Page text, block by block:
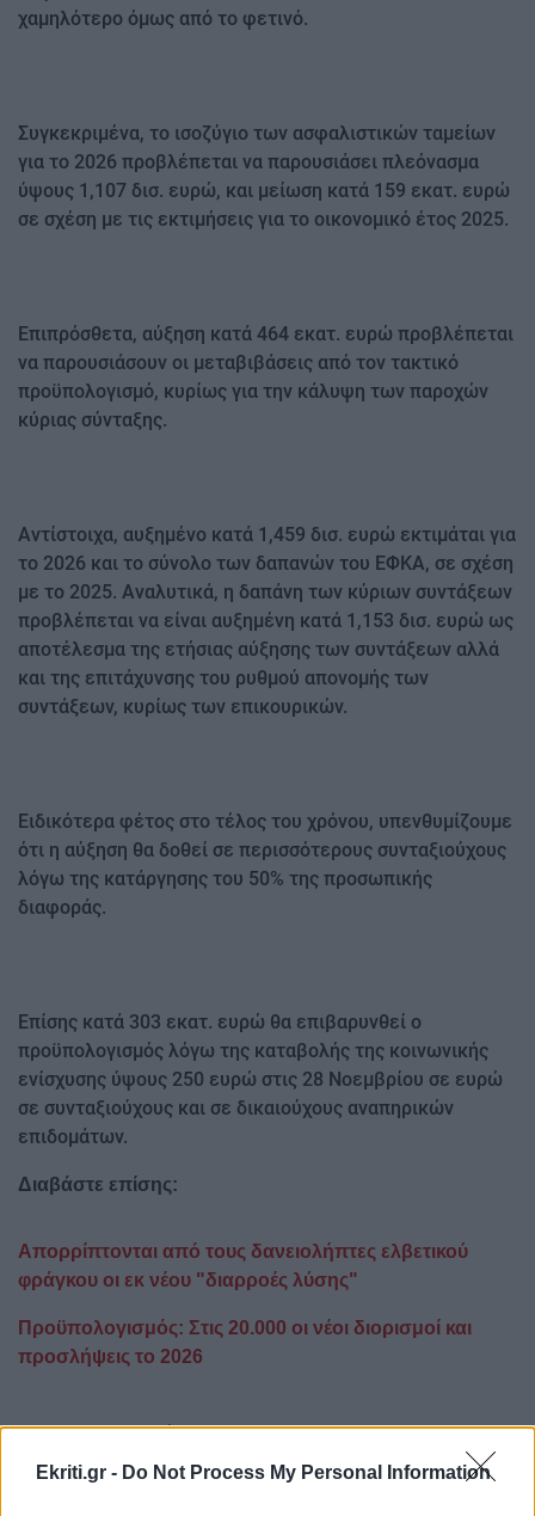
Ekriti.gr - Do Not Process My Personal Information
χαμηλότερο όμως από το φετινό.
Συγκεκριμένα, το ισοζύγιο των ασφαλιστικών ταμείων
για το 2026 προβλέπεται να παρουσιάσει πλεόνασμα
ύψους 1,107 δισ. ευρώ, και μείωση κατά 159 εκατ. ευρώ
σε σχέση με τις εκτιμήσεις για το οικονομικό έτος 2025.
Επιπρόσθετα, αύξηση κατά 464 εκατ. ευρώ προβλέπεται
να παρουσιάσουν οι μεταβιβάσεις από τον τακτικό
προϋπολογισμό, κυρίως για την κάλυψη των παροχών
κύριας σύνταξης.
Αντίστοιχα, αυξημένο κατά 1,459 δισ. ευρώ εκτιμάται για
το 2026 και το σύνολο των δαπανών του ΕΦΚΑ, σε σχέση
με το 2025. Αναλυτικά, η δαπάνη των κύριων συντάξεων
προβλέπεται να είναι αυξημένη κατά 1,153 δισ. ευρώ ως
αποτέλεσμα της ετήσιας αύξησης των συντάξεων αλλά
και της επιτάχυνσης του ρυθμού απονομής των
συντάξεων, κυρίως των επικουρικών.
Ειδικότερα φέτος στο τέλος του χρόνου, υπενθυμίζουμε
ότι η αύξηση θα δοθεί σε περισσότερους συνταξιούχους
λόγω της κατάργησης του 50% της προσωπικής
διαφοράς.
Επίσης κατά 303 εκατ. ευρώ θα επιβαρυνθεί ο
προϋπολογισμός λόγω της καταβολής της κοινωνικής
ενίσχυσης ύψους 250 ευρώ στις 28 Νοεμβρίου σε ευρώ
σε συνταξιούχους και σε δικαιούχους αναπηρικών
επιδομάτων.
Διαβάστε επίσης:
Απορρίπτονται από τους δανειολήπτες ελβετικού
φράγκου οι εκ νέου "διαρροές λύσης"
Προϋπολογισμός: Στις 20.000 οι νέοι διορισμοί και
προσλήψεις το 2026
Ακολουθήστε το ekriti.gr στοGoogle Newsκαι
μάθετε πρώτοι όλες τις ειδήσεις για την Κρήτη